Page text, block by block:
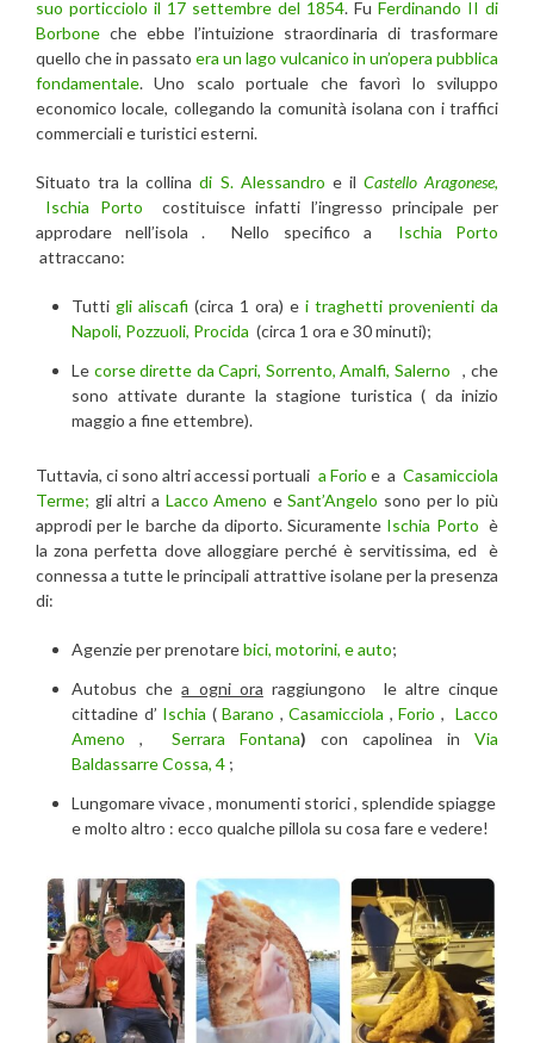
suo porticciolo il 17 settembre del 1854. Fu Ferdinando II di
Borbone che ebbe l’intuizione straordinaria di trasformare
quello che in passato era un lago vulcanico in un’opera pubblica
fondamentale. Uno scalo portuale che favorì lo sviluppo
economico locale, collegando la comunità isolana con i traffici
commerciali e turistici esterni.
Situato tra la collinadi S. Alessandro e il Castello Aragonese,
Ischia Porto costituisce infatti l’ingresso principale per
approdare nell’isola . Nello specifico a Ischia Porto
attraccano:
Tutti gli aliscafi (circa 1 ora) e i traghetti provenienti da
Napoli, Pozzuoli, Procida (circa 1 ora e 30 minuti);
Le corse dirette da Capri, Sorrento, Amalfi, Salerno , che
sono attivate durante la stagione turistica ( da inizio
maggio a fine ettembre).
Tuttavia, ci sono altri accessi portuali a Forio e aCasamicciola
Terme; gli altri a Lacco Ameno eSant’Angelo sono per lo più
approdi per le barche da diporto. Sicuramente Ischia Porto è
la zona perfetta dove alloggiare perché è servitissima, ed è
connessa a tutte le principali attrattive isolane per la presenza
di:
Agenzie per prenotarebici, motorini, e auto;
Autobus chea ogni ora raggiungono le altre cinque
cittadine d’ Ischia (Barano ,Casamicciola ,Forio , Lacco
Ameno , Serrara Fontana) con capolinea in Via
Baldassarre Cossa, 4 ;
Lungomare vivace , monumenti storici , splendide spiagge
e molto altro : ecco qualche pillola su cosa fare e vedere!